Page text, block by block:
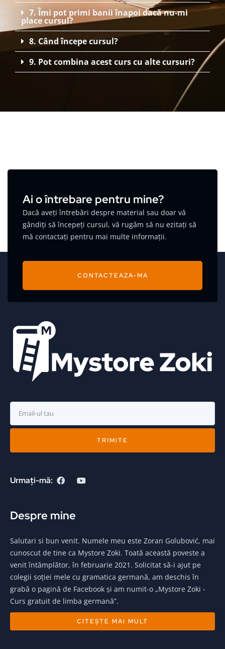
7. Îmi pot primi banii înapoi dacă nu-mi
place cursul?
8. Când începe cursul?
9. Pot combina acest curs cu alte cursuri?
Ai o întrebare pentru mine?
Dacă aveți întrebări despre material sau doar vă
gândiți să începeți cursul, vă rugăm să nu ezitați să
mă contactați pentru mai multe informații.
CONTACTEAZA-MA
TRIMITE
Urmați-mă:
Despre mine
Salutari si bun venit. Numele meu este Zoran Golubović, mai
cunoscut de tine ca Mystore Zoki. Toată această poveste a
venit întâmplător, în februarie 2021. Solicitat să-i ajut pe
colegii soției mele cu gramatica germană, am deschis în
grabă o pagină de Facebook și am numit-o „Mystore Zoki -
Curs gratuit de limba germană”.
CITEŞTE MAI MULT